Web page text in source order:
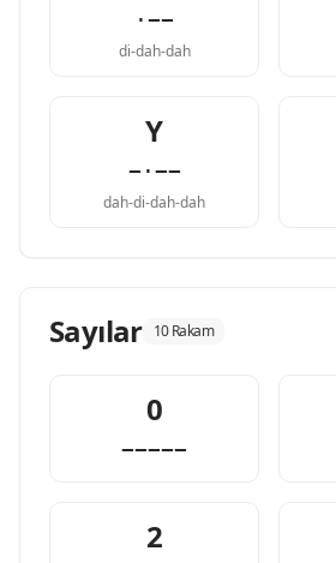
·−−
di-dah-dah
Y
−·−−
dah-di-dah-dah
Sayılar 10 Rakam
0
−−−−−
2